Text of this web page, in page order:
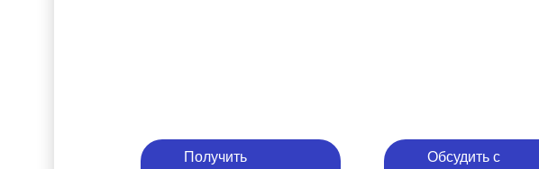
Получить
Обсудить с